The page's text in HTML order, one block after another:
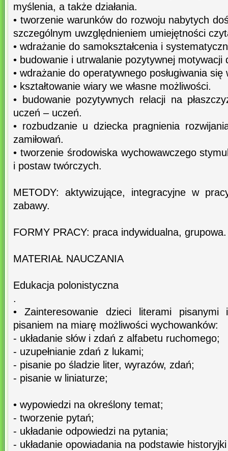
myślenia, a także działania.
• tworzenie warunków do rozwoju nabytych
szczególnym uwzględnieniem umiejętności
• wdrażanie do samokształcenia i
• budowanie i utrwalanie pozytywnej motywacji
• wdrażanie do operatywnego posługiwania się
• kształtowanie wiary we własne możliwości.
• budowanie pozytywnych relacji na
uczeń – uczeń.
• rozbudzanie u dziecka pragnienia
zamiłowań.
• tworzenie środowiska wychowawczego
i postaw twórczych.
METODY: aktywizujące, integracyjne w
zabawy.
FORMY PRACY: praca indywidualna, grupowa.
MATERIAŁ NAUCZANIA
Edukacja polonistyczna
.
• Zainteresowanie dzieci literami
pisaniem na miarę możliwości wychowanków:
- układanie słów i zdań z alfabetu ruchomego;
- uzupełnianie zdań z lukami;
- pisanie po śladzie liter, wyrazów, zdań;
- pisanie w liniaturze;
• wypowiedzi na określony temat;
- tworzenie pytań;
- układanie odpowiedzi na pytania;
- układanie opowiadania na podstawie